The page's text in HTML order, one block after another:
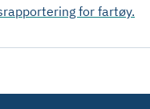
for fartøy.